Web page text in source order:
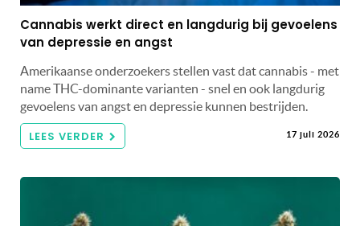
Cannabis werkt direct en langdurig bij gevoelens
van depressie en angst
Amerikaanse onderzoekers stellen vast dat cannabis - met
name THC-dominante varianten - snel en ook langdurig
gevoelens van angst en depressie kunnen bestrijden.
LEES VERDER 17 juli 2026